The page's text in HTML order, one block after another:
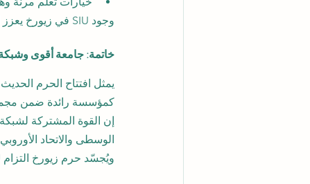
وجود SIU في زيورخ يعزز استراتيجيتها لتقديم تعليم يجمع بين
خاتمة: جامعة أقوى وشبكة
كمؤسسة رائدة ضمن
الوسطى والاتحاد
ويُجسّد حرم زيورخ التزام SIU برسالتها في تقديم تعليم عالمي، مرن، وحديث يحمل بصمة الدقة والجودة السويسرية.